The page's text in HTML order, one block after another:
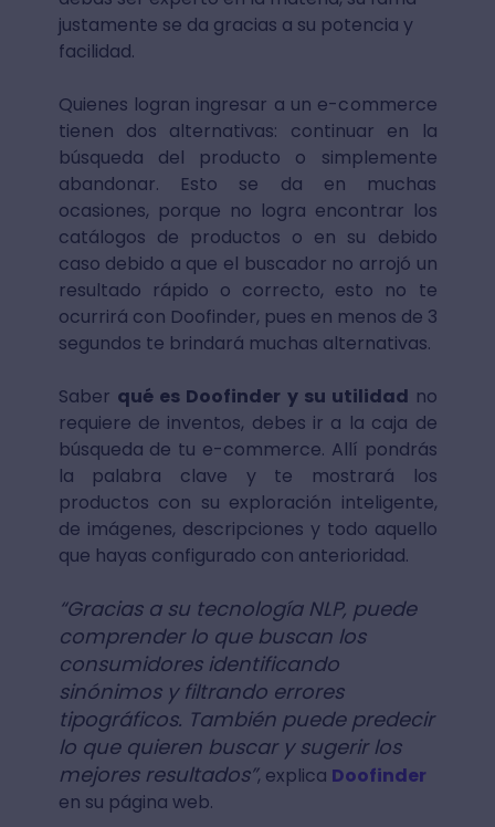
justamente se da gracias a su potencia y
facilidad.
Quienes logran ingresar a un e-commerce
tienen dos alternativas: continuar en la
búsqueda del producto o simplemente
abandonar. Esto se da en muchas
ocasiones, porque no logra encontrar los
catálogos de productos o en su debido
caso debido a que el buscador no arrojó un
resultado rápido o correcto, esto no te
ocurrirá con Doofinder, pues en menos de 3
segundos te brindará muchas alternativas.
Saber qué es Doofinder y su utilidad no
requiere de inventos, debes ir a la caja de
búsqueda de tu e-commerce. Allí pondrás
la palabra clave y te mostrará los
productos con su exploración inteligente,
de imágenes, descripciones y todo aquello
que hayas configurado con anterioridad.
“Gracias a su tecnología NLP, puede
comprender lo que buscan los
consumidores identificando
sinónimos y filtrando errores
tipográficos. También puede predecir
lo que quieren buscar y sugerir los
mejores resultados”, explica Doofinder
en su página web.